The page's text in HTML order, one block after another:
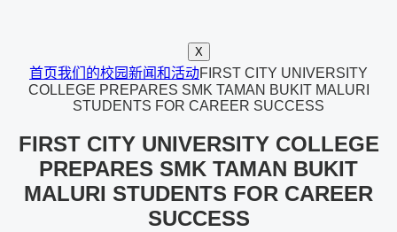
X
首页我们的校园新闻和活动FIRST CITY UNIVERSITY
COLLEGE PREPARES SMK TAMAN BUKIT MALURI
STUDENTS FOR CAREER SUCCESS
FIRST CITY UNIVERSITY COLLEGE
PREPARES SMK TAMAN BUKIT
MALURI STUDENTS FOR CAREER
SUCCESS